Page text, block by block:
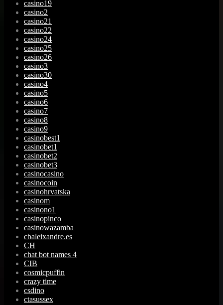
casino19
casino2
casino21
casino22
casino24
casino25
casino26
casino3
casino30
casino4
casino5
casino6
casino7
casino8
casino9
casinobest1
casinobet1
casinobet2
casinobet3
casinocasino
casinocoin
casinohrvatska
casinom
casinono1
casinopinco
casinowazamba
cbaleixandre.es
CH
chat bot names 4
CIB
cosmicpuffin
crazy time
csdino
ctasussex